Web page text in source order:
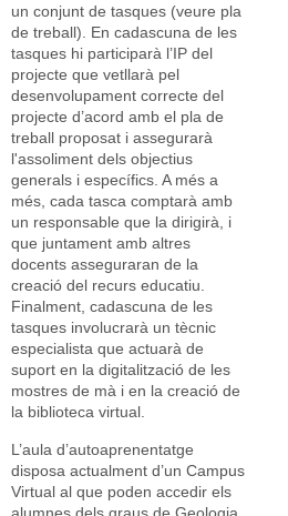
un conjunt de tasques (veure pla
de treball). En cadascuna de les
tasques hi participarà l’IP del
projecte que vetllarà pel
desenvolupament correcte del
projecte d’acord amb el pla de
treball proposat i assegurarà
l'assoliment dels objectius
generals i específics. A més a
més, cada tasca comptarà amb
un responsable que la dirigirà, i
que juntament amb altres
docents asseguraran de la
creació del recurs educatiu.
Finalment, cadascuna de les
tasques involucrarà un tècnic
especialista que actuarà de
suport en la digitalització de les
mostres de mà i en la creació de
la biblioteca virtual.
L’aula d’autoaprenentatge
disposa actualment d’un Campus
Virtual al que poden accedir els